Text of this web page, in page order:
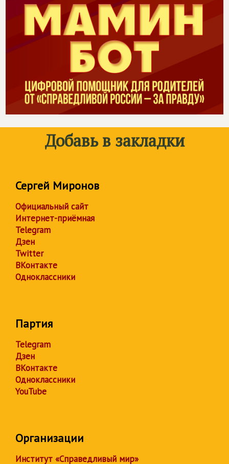
Добавь в закладки
Сергей Миронов
Официальный сайт
Интернет-приёмная
Telegram
Дзен
Twitter
ВКонтакте
Одноклассники
Партия
Telegram
Дзен
ВКонтакте
Одноклассники
YouTube
Организации
Институт «Справедливый мир»